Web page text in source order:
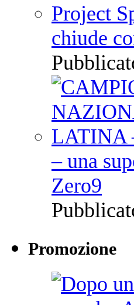
chiude
– una
Zero9
Promozione